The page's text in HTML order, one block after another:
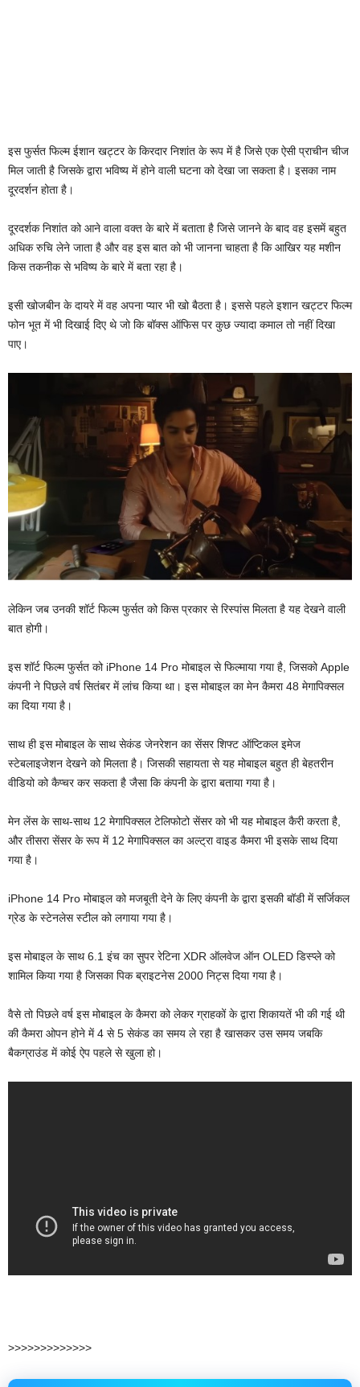
इस फुर्सत फिल्म ईशान खट्टर के किरदार निशांत के रूप में है जिसे एक ऐसी प्राचीन चीज
मिल जाती है जिसके द्वारा भविष्य में होने वाली घटना को देखा जा सकता है। इसका नाम
दूरदर्शन होता है।
दूरदर्शक निशांत को आने वाला वक्त के बारे में बताता है जिसे जानने के बाद वह इसमें बहुत
अधिक रुचि लेने जाता है और वह इस बात को भी जानना चाहता है कि आखिर यह मशीन
किस तकनीक से भविष्य के बारे में बता रहा है।
इसी खोजबीन के दायरे में वह अपना प्यार भी खो बैठता है। इससे पहले इशान खट्टर फिल्म
फोन भूत में भी दिखाई दिए थे जो कि बॉक्स ऑफिस पर कुछ ज्यादा कमाल तो नहीं दिखा
पाए।
लेकिन जब उनकी शॉर्ट फिल्म फुर्सत को किस प्रकार से रिस्पांस मिलता है यह देखने वाली
बात होगी।
इस शॉर्ट फिल्म फुर्सत को iPhone 14 Pro मोबाइल से फिल्माया गया है, जिसको Apple
कंपनी ने पिछले वर्ष सितंबर में लांच किया था। इस मोबाइल का मेन कैमरा 48 मेगापिक्सल
का दिया गया है।
साथ ही इस मोबाइल के साथ सेकंड जेनरेशन का सेंसर शिफ्ट ऑप्टिकल इमेज
स्टेबलाइजेशन देखने को मिलता है। जिसकी सहायता से यह मोबाइल बहुत ही बेहतरीन
वीडियो को कैप्चर कर सकता है जैसा कि कंपनी के द्वारा बताया गया है।
मेन लेंस के साथ-साथ 12 मेगापिक्सल टेलिफोटो सेंसर को भी यह मोबाइल कैरी करता है,
और तीसरा सेंसर के रूप में 12 मेगापिक्सल का अल्ट्रा वाइड कैमरा भी इसके साथ दिया
गया है।
iPhone 14 Pro मोबाइल को मजबूती देने के लिए कंपनी के द्वारा इसकी बॉडी में सर्जिकल
ग्रेड के स्टेनलेस स्टील को लगाया गया है।
इस मोबाइल के साथ 6.1 इंच का सुपर रेटिना XDR ऑलवेज ऑन OLED डिस्प्ले को
शामिल किया गया है जिसका पिक ब्राइटनेस 2000 निट्स दिया गया है।
वैसे तो पिछले वर्ष इस मोबाइल के कैमरा को लेकर ग्राहकों के द्वारा शिकायतें भी की गई थी
की कैमरा ओपन होने में 4 से 5 सेकंड का समय ले रहा है खासकर उस समय जबकि
बैकग्राउंड में कोई ऐप पहले से खुला हो।
>>>>>>>>>>>>>